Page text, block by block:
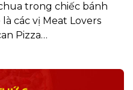
trong chiếc bánh
các vị Meat Lovers
Pizza…